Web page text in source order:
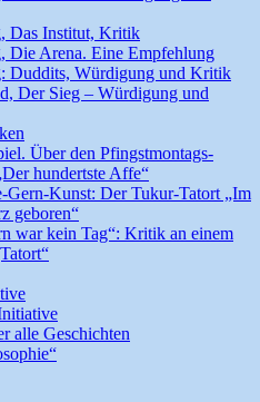
Das Institut, Kritik
Die Arena. Eine Empfehlung
Duddits, Würdigung und Kritik
Der Sieg – Würdigung und
Über den Pfingstmontags-
hundertste Affe“
Gern-Kunst: Der Tukur-Tatort „Im
geboren“
war kein Tag“: Kritik an einem
alle Geschichten